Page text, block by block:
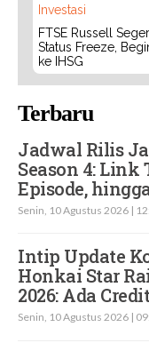
Investasi
FTSE Russell
Status Freeze,
ke IHSG
Terbaru
Jadwal Rilis
Season 4: Link
Episode,
Senin, 10 Agustus 2026 |
Intip Update
Honkai Star
2026: Ada
Senin, 10 Agustus 2026 |